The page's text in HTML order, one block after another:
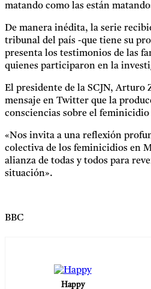
matando como las están
De manera inédita, la serie
tribunal del país -que tiene su
presenta los testimonios de las
quienes participaron en la
El presidente de la SCJN, Arturo
mensaje en Twitter que la
consciencias sobre el
«Nos invita a una reflexión
colectiva de los feminicidios en
alianza de todas y todos para
situación».
BBC
Happy